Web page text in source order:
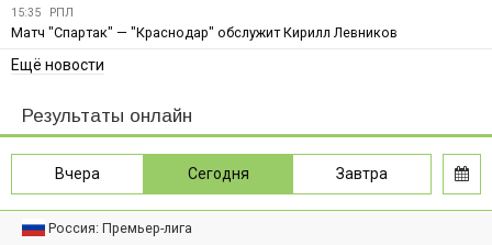
15:35 РПЛ
Матч "Спартак" — "Краснодар" обслужит Кирилл Левников
Ещё новости
Результаты онлайн
Вчера Сегодня Завтра
Россия: Премьер-лига